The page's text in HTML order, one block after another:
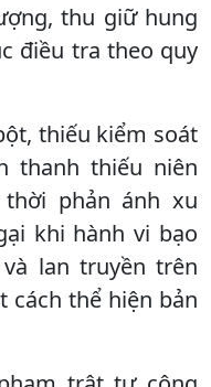
thu giữ hung
điều tra theo quy
thiếu kiểm soát
thanh thiếu niên
phản ánh xu
khi hành vi bạo
lan truyền trên
cách thể hiện bản